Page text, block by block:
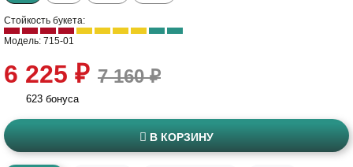
Стойкость букета:
Модель: 715-01
6 225 ₽ 7 160 ₽
623 бонуса
В КОРЗИНУ